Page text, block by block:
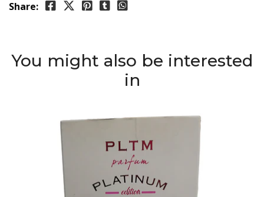
Share:
You might also be interested
in